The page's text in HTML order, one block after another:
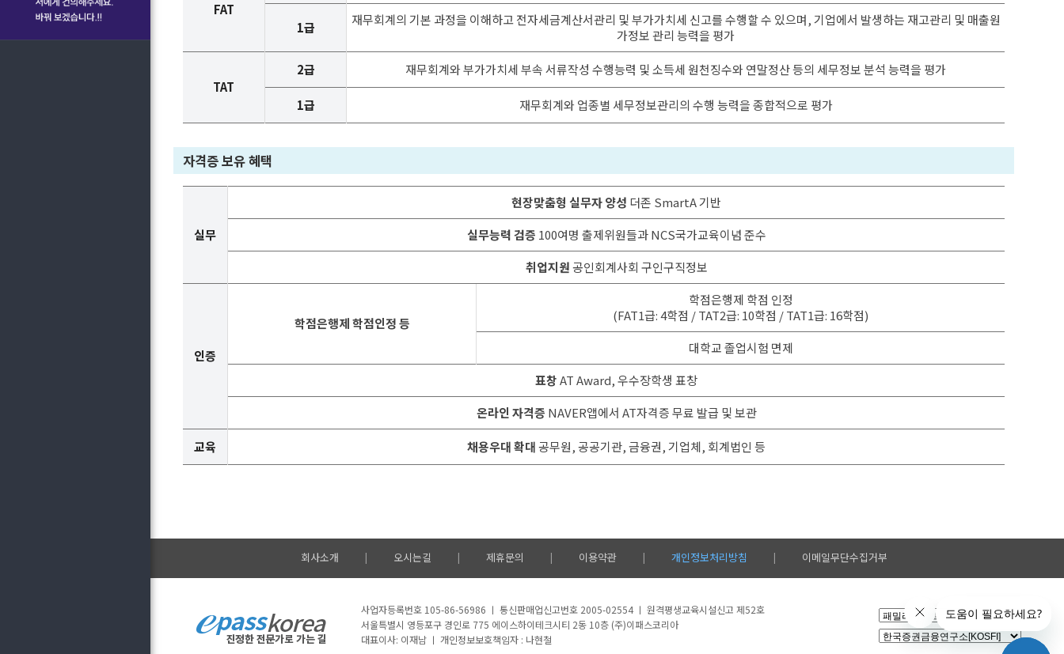
FAT
1급
재무회계의 기본 과정을 이해하고 전자세금계산서관리 및 부가가치세 신고를 수행할 수 있으며, 기업에서 발생하는 재고관리 및 매출원
가정보 관리 능력을 평가
TAT
2급 재무회계와 부가가치세 부속 서류작성 수행능력 및 소득세 원천징수와 연말정산 등의 세무정보 분석 능력을 평가
1급 재무회계와 업종별 세무정보관리의 수행 능력을 종합적으로 평가
자격증 보유 혜택
실무
현장맞춤형 실무자 양성 더존 SmartA 기반
실무능력 검증 100여명 출제위원들과 NCS국가교육이념 준수
취업지원공인회계사회 구인구직정보
인증
학점은행제 학점인정 등
학점은행제 학점 인정
(FAT1급: 4학점 / TAT2급: 10학점 / TAT1급: 16학점)
대학교 졸업시험 면제
표창AT Award, 우수장학생 표창
온라인 자격증 NAVER앱에서 AT자격증 무료 발급 및 보관
교육 채용우대 확대공무원, 공공기관, 금융권, 기업체, 회계법인 등
회사소개 | 오시는길 | 제휴문의 | 이용약관 | 개인정보처리방침 | 이메일무단수집거부
사업자등록번호 105-86-56986 ㅣ 통신판매업신고번호 2005-02554 ㅣ 원격평생교육시설신고 제52호
서울특별시 영등포구 경인로 775 에이스하이테크시티 2동 10층 (주)이패스코리아
대표이사: 이재남 ㅣ 개인정보보호책임자 : 나현철